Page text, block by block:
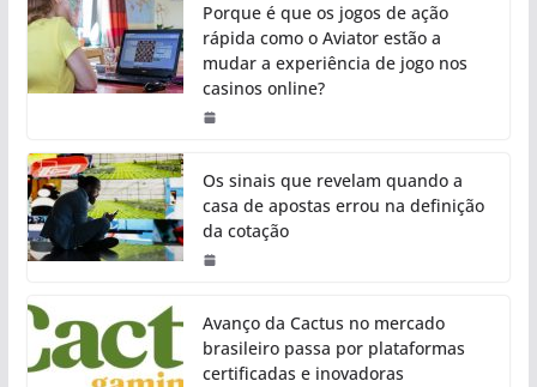
Porque é que os jogos de ação
rápida como o Aviator estão a
mudar a experiência de jogo nos
casinos online?
Os sinais que revelam quando a
casa de apostas errou na definição
da cotação
Avanço da Cactus no mercado
brasileiro passa por plataformas
certificadas e inovadoras